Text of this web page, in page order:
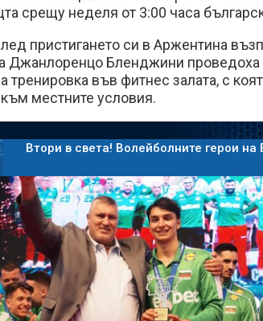
срещу неделя от 3:00 часа
пристигането си в Аржентина
Джанлоренцо Бленджини проведоха
тренировка във фитнес залата, с
местните условия.
Втори в света! Волейболните герои на